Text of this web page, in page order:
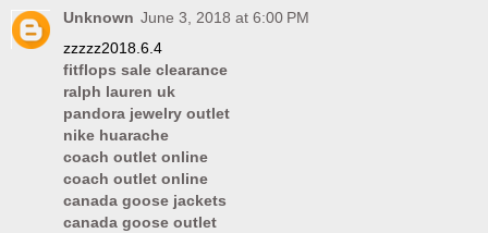
Unknown June 3, 2018 at 6:00 PM
zzzzz2018.6.4
fitflops sale clearance
ralph lauren uk
pandora jewelry outlet
nike huarache
coach outlet online
coach outlet online
canada goose jackets
canada goose outlet